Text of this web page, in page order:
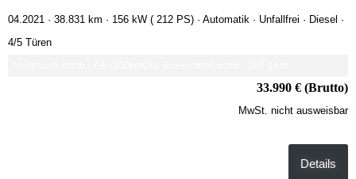
04.2021 · 38.831 km · 156 kW ( 212 PS) · Automatik · Unfallfrei · Diesel ·
4/5 Türen
33.990 € (Brutto)
MwSt. nicht ausweisbar
Details